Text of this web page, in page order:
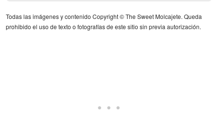
Todas las imágenes y contenido Copyright © The Sweet Molcajete. Queda
prohibido el uso de texto o fotografías de este sitio sin previa autorización.